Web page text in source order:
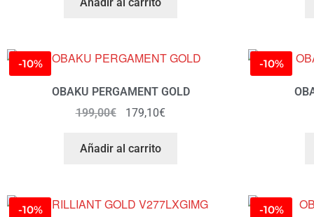
-10%
OBAKU PERGAMENT GOLD
199,00€ 179,10€
Añadir al carrito
-10%
-10% -10%